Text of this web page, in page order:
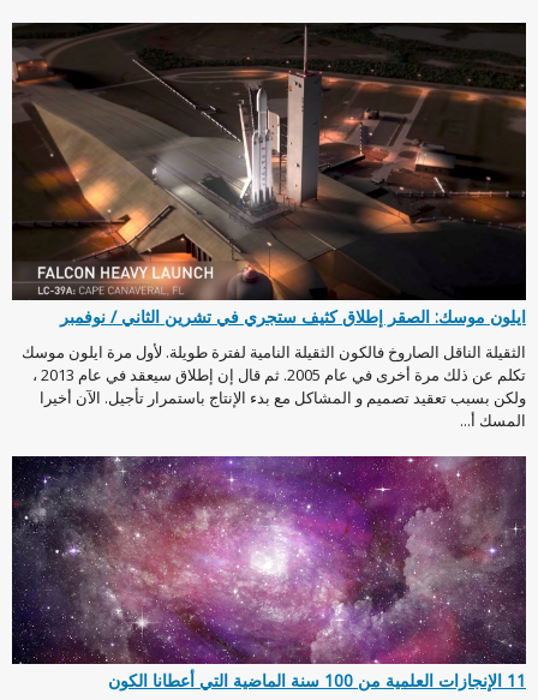
ايلون موسك: الصقر إطلاق كثيف ستجري في تشرين الثاني / نوفمبر
الثقيلة الناقل الصاروخ فالكون الثقيلة النامية لفترة طويلة. لأول مرة ايلون موسك
تكلم عن ذلك مرة أخرى في عام 2005. ثم قال إن إطلاق سيعقد في عام 2013 ،
ولكن بسبب تعقيد تصميم و المشاكل مع بدء الإنتاج باستمرار تأجيل. الآن أخيرا
المسك أ...
11 الإنجازات العلمية من 100 سنة الماضية التي أعطانا الكون